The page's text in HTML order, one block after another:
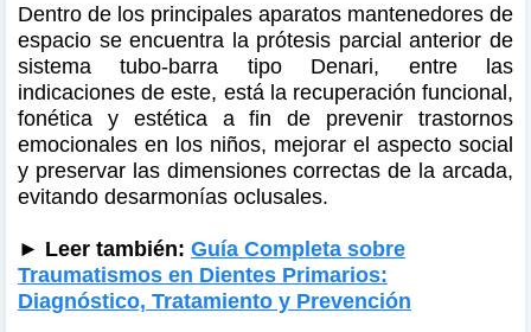
Dentro de los principales aparatos mantenedores de
espacio se encuentra la prótesis parcial anterior de
sistema tubo-barra tipo Denari, entre las
indicaciones de este, está la recuperación funcional,
fonética y estética a fin de prevenir trastornos
emocionales en los niños, mejorar el aspecto social
y preservar las dimensiones correctas de la arcada,
evitando desarmonías oclusales.
► Leer también: Guía Completa sobre
Traumatismos en Dientes Primarios:
Diagnóstico, Tratamiento y Prevención